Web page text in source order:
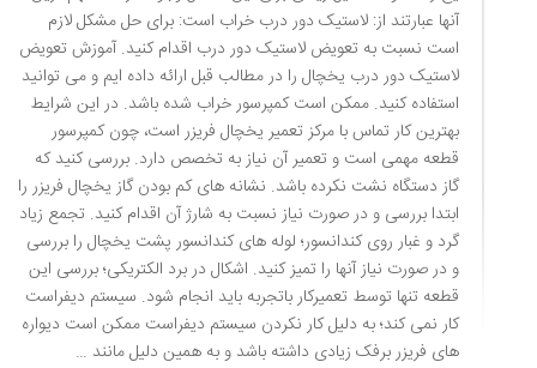
آنها عبارتند از: لاستیک دور درب خراب است: برای حل مشکل لازم
است نسبت به تعویض لاستیک دور درب اقدام کنید. آموزش تعویض
لاستیک دور درب یخچال را در مطالب قبل ارائه داده ایم و می توانید
استفاده کنید. ممکن است کمپرسور خراب شده باشد. در این شرایط
بهترین کار تماس با مرکز تعمیر یخچال فریزر است، چون کمپرسور
قطعه مهمی است و تعمیر آن نیاز به تخصص دارد. بررسی کنید که
گاز دستگاه نشت نکرده باشد. نشانه های کم بودن گاز یخچال فریزر را
ابتدا بررسی و در صورت نیاز نسبت به شارژ آن اقدام کنید. تجمع زیاد
گرد و غبار روی کندانسور؛ لوله های کندانسور پشت یخچال را بررسی
و در صورت نیاز آنها را تمیز کنید. اشکال در برد الکتریکی؛ بررسی این
قطعه تنها توسط تعمیرکار باتجربه باید انجام شود. سیستم دیفراست
کار نمی کند؛ به دلیل کار نکردن سیستم دیفراست ممکن است دیواره
های فریزر برفک زیادی داشته باشد و به همین دلیل مانند …